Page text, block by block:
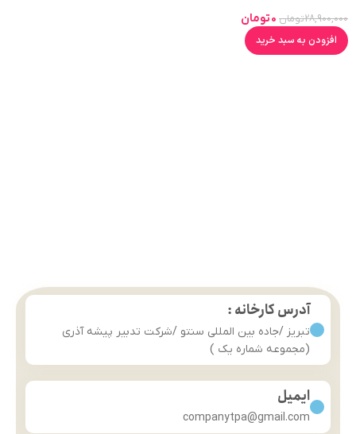
28,900,000تومان 0تومان
افزودن به سبد خرید
آدرس کارخانه :
تبریز /جاده بین المللی سنتو /شرکت تدبیر پیشه آذری
(مجموعه شماره یک )
ایمیل
companytpa@gmail.com